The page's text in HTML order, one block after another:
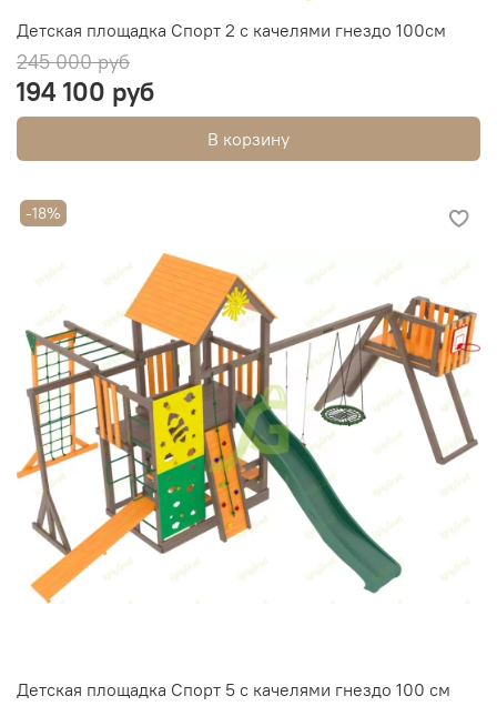
Детская площадка Спорт 2 с качелями гнездо 100см
245 000 руб
194 100 руб
В корзину
-18%
Детская площадка Спорт 5 с качелями гнездо 100 см